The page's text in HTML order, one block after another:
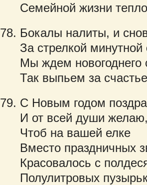
Семейной жизни
Бокалы налиты, и
За стрелкой минутной
Мы ждем новогоднего
Так выпьем за
С Новым годом
И от всей души желаю,
Чтоб на вашей елке
Вместо праздничных
Красовалось с
Полулитровых